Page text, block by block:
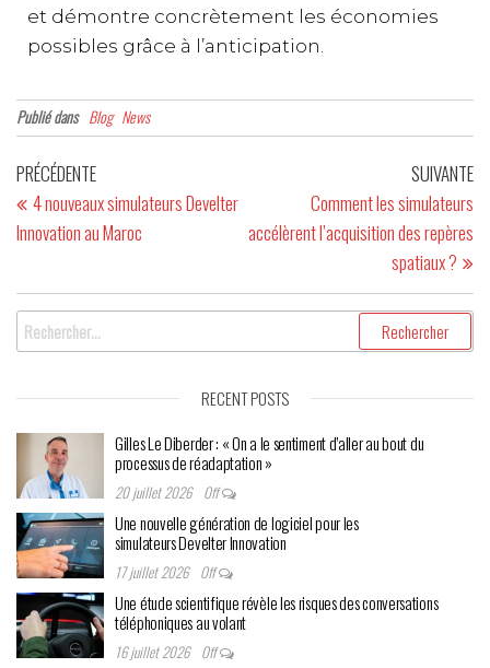
et démontre concrètement les économies
possibles grâce à l’anticipation.
Publié dans Blog News
PRÉCÉDENTE
4 nouveaux simulateurs Develter
Innovation au Maroc
SUIVANTE
Comment les simulateurs
accélèrent l’acquisition des repères
spatiaux ?
RECENT POSTS
Gilles Le Diberder : « On a le sentiment d’aller au bout du
processus de réadaptation »
20 juillet 2026 Off
Une nouvelle génération de logiciel pour les
simulateurs Develter Innovation
17 juillet 2026 Off
Une étude scientifique révèle les risques des conversations
téléphoniques au volant
16 juillet 2026 Off